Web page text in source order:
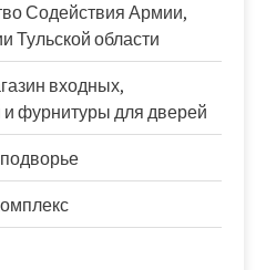
Содействия Армии,
Тульской области
входных,
фурнитуры для дверей